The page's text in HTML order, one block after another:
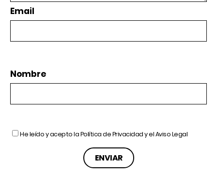
Email
Nombre
He leído y acepto laPolítica de Privacidady elAviso Legal